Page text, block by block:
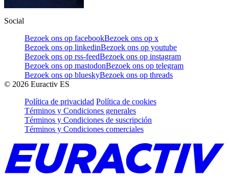
Social
Bezoek ons op facebookBezoek ons op x
Bezoek ons op linkedinBezoek ons op youtube
Bezoek ons op rss-feedBezoek ons op instagram
Bezoek ons op mastodonBezoek ons op telegram
Bezoek ons op blueskyBezoek ons op threads
© 2026 Euractiv ES
Política de privacidad Política de cookies
Términos y Condiciones generales
Términos y Condiciones de suscripción
Términos y Condiciones comerciales